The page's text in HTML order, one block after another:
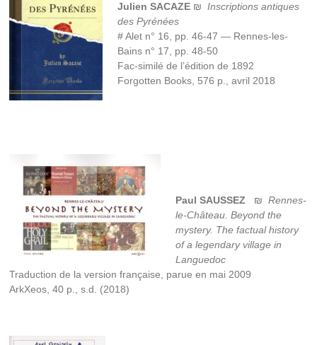
Julien SACAZE ₪Inscriptions antiques
des Pyrénées
# Alet n° 16, pp. 46-47 — Rennes-les-
Bains n° 17, pp. 48-50
Fac-similé de l’édition de 1892
Forgotten Books, 576 p., avril 2018
Paul SAUSSEZ ₪Rennes-
le-Château. Beyond the
mystery. The factual history
of a legendary village in
Languedoc
Traduction de la version française, parue en mai 2009
ArkXeos, 40 p., s.d. (2018)